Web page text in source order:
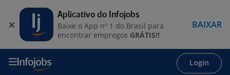
Login
Aplicativo do Infojobs
Baixe o App nº 1 do Brasil para
encontrar empregos GRÁTIS!!
BAIXAR